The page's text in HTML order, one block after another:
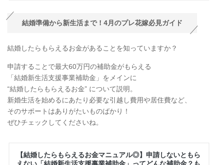
結婚準備から新生活まで！4月のプレ花嫁必見ガイド
結婚したらもらえるお金があることを知っていますか？
申請することで最大60万円の補助金がもらえる
「結婚新生活支援事業補助金」をメインに
“結婚したらもらえるお金” について説明。
新婚生活を始めるにあたり必要な引越し費用や居住費など、
そのサポートはありがたいものばかり！
ぜひチェックしてくださいね。